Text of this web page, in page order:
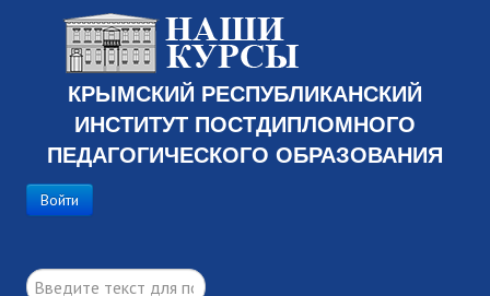
КРЫМСКИЙ РЕСПУБЛИКАНСКИЙ
ИНСТИТУТ ПОСТДИПЛОМНОГО
ПЕДАГОГИЧЕСКОГО ОБРАЗОВАНИЯ
Войти
поиск...